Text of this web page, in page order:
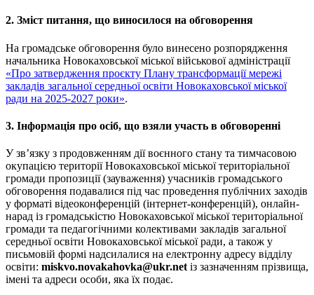
2. Зміст питання, що виносилося на обговорення
На громадське обговорення було винесено розпорядження
начальника Новокаховської міської військової адміністрації
«Про затвердження проєкту Плану трансформації мережі
закладів загальної середньої освіти Новокаховської міської
ради на 2025-2027 роки».
3. Інформація про осіб, що взяли участь в обговоренні
У зв’язку з продовженням дії воєнного стану та тимчасовою
окупацією території Новокаховської міської територіальної
громади пропозиції (зауваження) учасників громадського
обговорення подавалися під час проведення публічних заходів
у форматі відеоконференцій (інтернет-конференцій), онлайн-
нарад із громадськістю Новокаховської міської територіальної
громади та педагогічними колективами закладів загальної
середньої освіти Новокаховської міської ради, а також у
письмовій формі надсилалися на електронну адресу відділу
освіти: miskvo.novakahovka@ukr.net із зазначенням прізвища,
імені та адреси особи, яка їх подає.